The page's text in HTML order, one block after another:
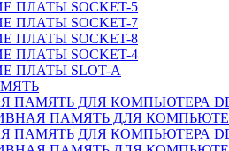
ПЛАТЫ SOCKET-5
ПЛАТЫ SOCKET-7
ПЛАТЫ SOCKET-8
ПЛАТЫ SOCKET-4
ПЛАТЫ SLOT-A
ПАМЯТЬ ДЛЯ КОМПЬЮТЕРА
ПАМЯТЬ ДЛЯ
ПАМЯТЬ ДЛЯ КОМПЬЮТЕРА